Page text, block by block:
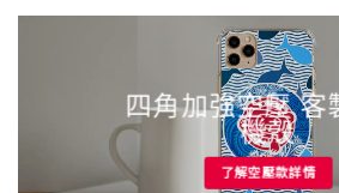
四角加強空壓 客
機殼
了解空壓款詳情